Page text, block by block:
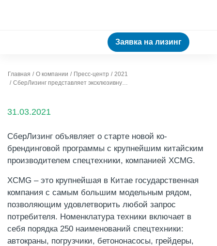
Заявка на лизинг
Главная О компании Пресс-центр
2021
СберЛизинг представляет эксклюзивную программу скидок на спецтехнику XCMG
31.03.2021
СберЛизинг объявляет о старте новой ко-
брендинговой программы с крупнейшим китайским
производителем спецтехники, компанией XCMG.
XCMG – это крупнейшая в Китае государственная
компания с самым большим модельным рядом,
позволяющим удовлетворить любой запрос
потребителя. Номенклатура техники включает в
себя порядка 250 наименований спецтехники:
автокраны, погрузчики, бетононасосы, грейдеры,